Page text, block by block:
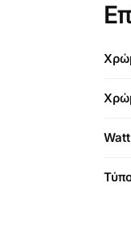
Watt